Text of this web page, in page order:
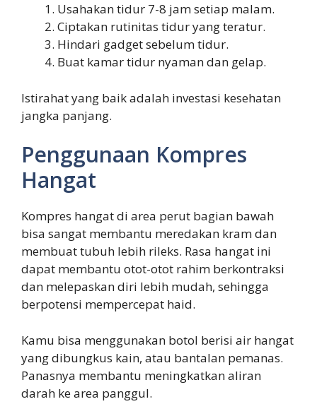
Usahakan tidur 7-8 jam setiap malam.
Ciptakan rutinitas tidur yang teratur.
Hindari gadget sebelum tidur.
Buat kamar tidur nyaman dan gelap.
Istirahat yang baik adalah investasi kesehatan
jangka panjang.
Penggunaan Kompres
Hangat
Kompres hangat di area perut bagian bawah
bisa sangat membantu meredakan kram dan
membuat tubuh lebih rileks. Rasa hangat ini
dapat membantu otot-otot rahim berkontraksi
dan melepaskan diri lebih mudah, sehingga
berpotensi mempercepat haid.
Kamu bisa menggunakan botol berisi air hangat
yang dibungkus kain, atau bantalan pemanas.
Panasnya membantu meningkatkan aliran
darah ke area panggul.